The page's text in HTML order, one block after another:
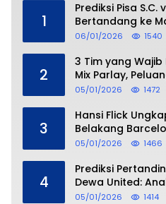
1
Prediksi Pisa S.C.
Bertandang ke
Asuhan Cesc
06/01/2026 1540
2
3 Tim yang Wajib
Mix Parlay,
05/01/2026 1472
3
Hansi Flick
Belakang
Transfer Januari
05/01/2026 1466
4
Prediksi
Dewa United:
Perkiraan Skor
05/01/2026 1414